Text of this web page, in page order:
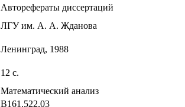
Авторефераты диссертаций
ЛГУ им. А. А. Жданова
Ленинград, 1988
12 с.
Математический анализ
В161.522,03